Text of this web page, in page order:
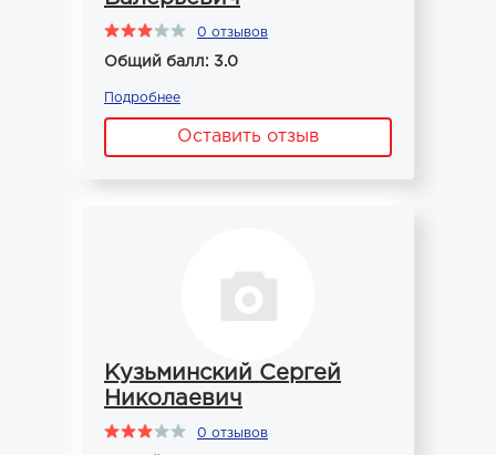
0 отзывов
Общий балл: 3.0
Подробнее
Оставить отзыв
Кузьминский Сергей
Николаевич
0 отзывов